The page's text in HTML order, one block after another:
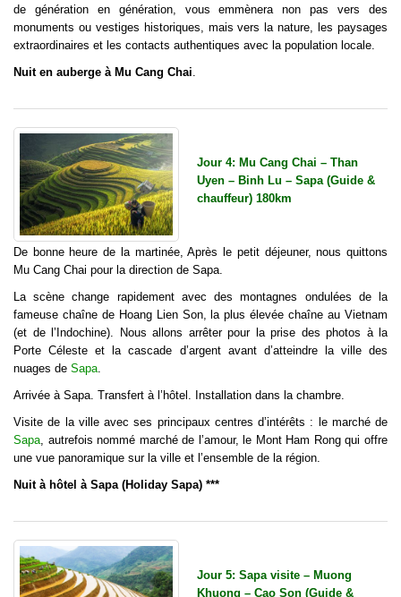
de génération en génération, vous emmènera non pas vers des
monuments ou vestiges historiques, mais vers la nature, les paysages
extraordinaires et les contacts authentiques avec la population locale.
Nuit en auberge à Mu Cang Chai
Jour 4: Mu Cang Chai – Than
Uyen – Binh Lu – Sapa (Guide &
chauffeur) 180km
De bonne heure de la martinée, Après le petit déjeuner, nous quittons
Mu Cang Chai pour la direction de Sapa.
La scène change rapidement avec des montagnes ondulées de la
fameuse chaîne de Hoang Lien Son, la plus élevée chaîne au Vietnam
(et de l’Indochine). Nous allons arrêter pour la prise des photos à la
Porte Céleste et la cascade d’argent avant d’atteindre la ville des
nuages de Sapa
Arrivée à Sapa. Transfert à l’hôtel. Installation dans la chambre.
Visite de la ville avec ses principaux centres d’intérêts : le marché de
Sapa , autrefois nommé marché de l’amour, le Mont Ham Rong qui offre
une vue panoramique sur la ville et l’ensemble de la région.
Nuit à hôtel à Sapa (Holiday Sapa) ***
Jour 5: Sapa visite – Muong
Khuong – Cao Son (Guide &